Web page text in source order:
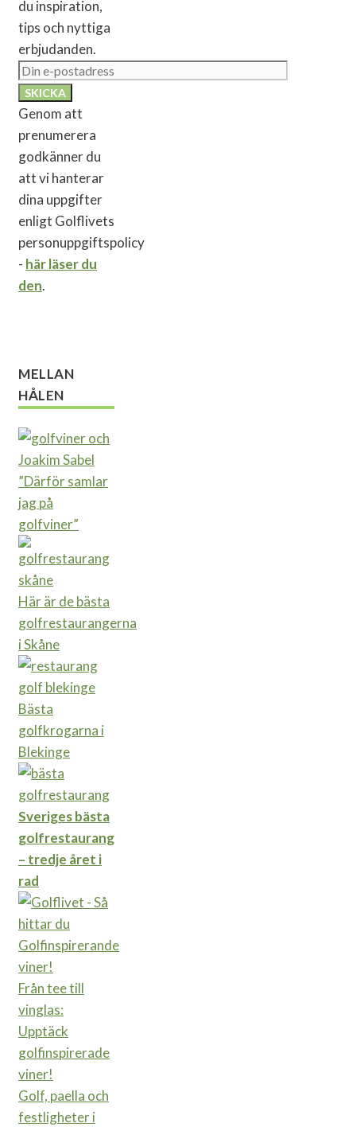
du inspiration,
tips och nyttiga
erbjudanden.
Genom att
prenumerera
godkänner du
att vi hanterar
dina uppgifter
enligt Golflivets
personuppgiftspolicy
- här läser du
den.
MELLAN
HÅLEN
”Därför samlar
jag på
golfviner”
Här är de bästa
golfrestaurangerna
i Skåne
Bästa
golfkrogarna i
Blekinge
Sveriges bästa
golfrestaurang
– tredje året i
rad
Från tee till
vinglas:
Upptäck
golfinspirerade
viner!
Golf, paella och
festligheter i